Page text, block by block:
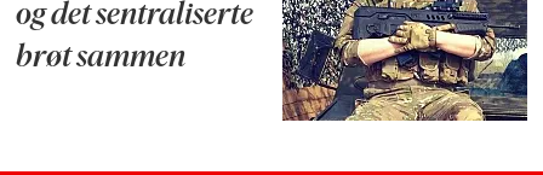
og det sentraliserte
brøt sammen